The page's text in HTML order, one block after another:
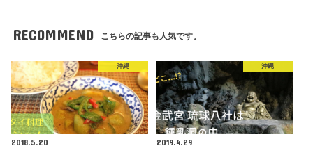
RECOMMEND こちらの記事も人気です。
沖縄
2018.5.20
沖縄
2019.4.29